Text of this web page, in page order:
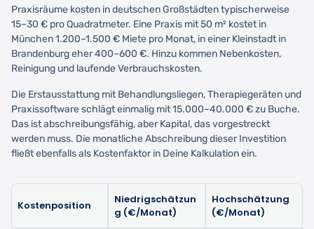
Praxisräume kosten in deutschen Großstädten typischerweise
15–30 € pro Quadratmeter. Eine Praxis mit 50 m² kostet in
München 1.200–1.500 € Miete pro Monat, in einer Kleinstadt in
Brandenburg eher 400–600 €. Hinzu kommen Nebenkosten,
Reinigung und laufende Verbrauchskosten.
Die Erstausstattung mit Behandlungsliegen, Therapiegeräten und
Praxissoftware schlägt einmalig mit 15.000–40.000 € zu Buche.
Das ist abschreibungsfähig, aber Kapital, das vorgestreckt
werden muss. Die monatliche Abschreibung dieser Investition
fließt ebenfalls als Kostenfaktor in Deine Kalkulation ein.
Kostenposition
Niedrigschätzun
g (€/Monat)
Hochschätzung
(€/Monat)